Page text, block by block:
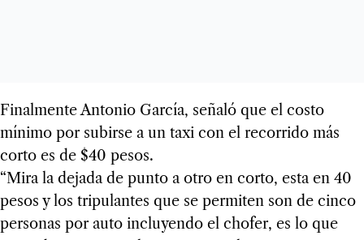
Finalmente Antonio García, señaló que el costo
mínimo por subirse a un taxi con el recorrido más
corto es de $40 pesos.
“Mira la dejada de punto a otro en corto, esta en 40
pesos y los tripulantes que se permiten son de cinco
personas por auto incluyendo el chofer, es lo que